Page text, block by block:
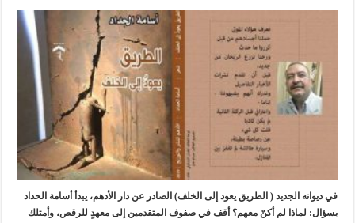
في ديوانه الجديد ( الطريق يعود إلى الخلف) الصادر عن دار الأدهم، يبدأ أسامة الحداد
بسؤال: لماذا لم أكنْ معهم؟ أقف في صفوف المتقدمين إلى معهدٍ للرقص، وأمتلك